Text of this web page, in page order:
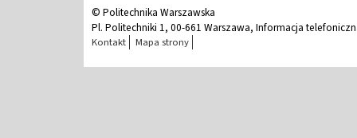
© Politechnika Warszawska
Pl. Politechniki 1, 00-661 Warszawa, Informacja
Kontakt Mapa strony